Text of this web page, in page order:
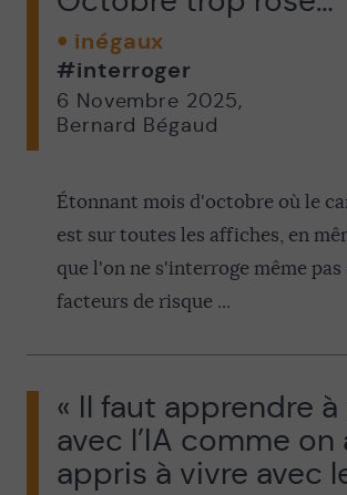
inégaux
#interroger
6 Novembre 2025,
Bernard Bégaud
Étonnant mois d'octobre où le
est sur toutes les affiches, en
que l'on ne s'interroge même pas
facteurs de risque ...
« Il faut apprendre
avec l’IA comme on
appris à vivre avec